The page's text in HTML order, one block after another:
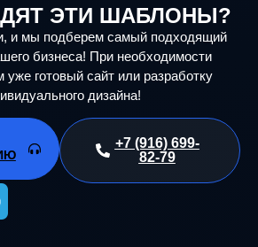
ЭТИ ШАБЛОНЫ?
и мы подберем самый подходящий
бизнеса! При необходимости
готовый сайт или разработку
дизайна!
+7 (916) 699-
82-79